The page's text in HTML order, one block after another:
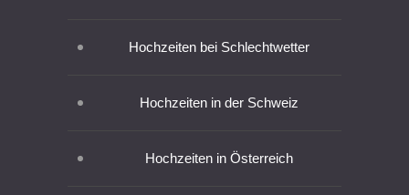
Hochzeiten bei Schlechtwetter
Hochzeiten in der Schweiz
Hochzeiten in Österreich